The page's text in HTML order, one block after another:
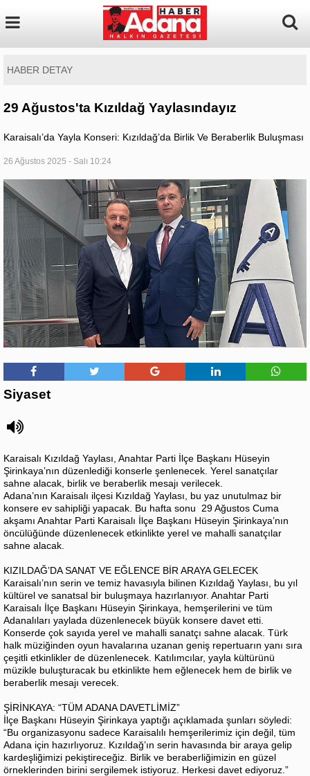
HABER DETAY
29 Ağustos'ta Kızıldağ Yaylasındayız
Karaisalı’da Yayla Konseri: Kızıldağ’da Birlik Ve Beraberlik Buluşması
26 Ağustos 2025 - Salı 10:24
Siyaset
Karaisalı Kızıldağ Yaylası, Anahtar Parti İlçe Başkanı Hüseyin
Şirinkaya’nın düzenlediği konserle şenlenecek. Yerel sanatçılar
sahne alacak, birlik ve beraberlik mesajı verilecek.
Adana’nın Karaisalı ilçesi Kızıldağ Yaylası, bu yaz unutulmaz bir
konsere ev sahipliği yapacak. Bu hafta sonu 29 Ağustos Cuma
akşamı Anahtar Parti Karaisalı İlçe Başkanı Hüseyin Şirinkaya’nın
öncülüğünde düzenlenecek etkinlikte yerel ve mahalli sanatçılar
sahne alacak.
KIZILDAĞ’DA SANAT VE EĞLENCE BİR ARAYA GELECEK
Karaisalı’nın serin ve temiz havasıyla bilinen Kızıldağ Yaylası, bu yıl
kültürel ve sanatsal bir buluşmaya hazırlanıyor. Anahtar Parti
Karaisalı İlçe Başkanı Hüseyin Şirinkaya, hemşerilerini ve tüm
Adanalıları yaylada düzenlenecek büyük konsere davet etti.
Konserde çok sayıda yerel ve mahalli sanatçı sahne alacak. Türk
halk müziğinden oyun havalarına uzanan geniş repertuarın yanı sıra
çeşitli etkinlikler de düzenlenecek. Katılımcılar, yayla kültürünü
müzikle buluşturacak bu etkinlikte hem eğlenecek hem de birlik ve
beraberlik mesajı verecek.
ŞİRİNKAYA: “TÜM ADANA DAVETLİMİZ”
İlçe Başkanı Hüseyin Şirinkaya yaptığı açıklamada şunları söyledi:
“Bu organizasyonu sadece Karaisalılı hemşerilerimiz için değil, tüm
Adana için hazırlıyoruz. Kızıldağ’ın serin havasında bir araya gelip
kardeşliğimizi pekiştireceğiz. Birlik ve beraberliğimizin en güzel
örneklerinden birini sergilemek istiyoruz. Herkesi davet ediyoruz.”